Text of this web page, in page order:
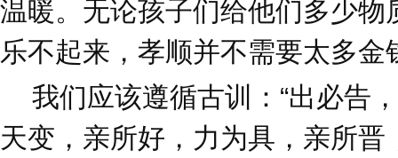
温暖。无论孩子们给他们多少物
乐不起来，孝顺并不需要太多金
我们应该遵循古训：“出必告
天变，亲所好，力为具，亲所